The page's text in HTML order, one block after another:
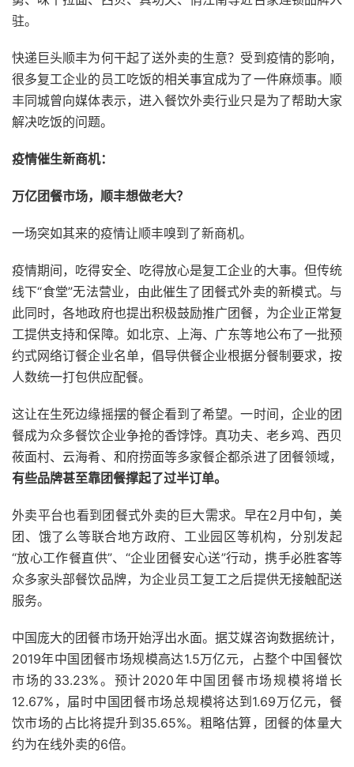
驻。
快递巨头顺丰为何干起了送外卖的生意？受到疫情的影响，
很多复工企业的员工吃饭的相关事宜成为了一件麻烦事。顺
丰同城曾向媒体表示，进入餐饮外卖行业只是为了帮助大家
解决吃饭的问题。
疫情催生新商机：
万亿团餐市场，顺丰想做老大？
一场突如其来的疫情让顺丰嗅到了新商机。
疫情期间，吃得安全、吃得放心是复工企业的大事。但传统
线下“食堂”无法营业，由此催生了团餐式外卖的新模式。与
此同时，各地政府也提出积极鼓励推广团餐，为企业正常复
工提供支持和保障。如北京、上海、广东等地公布了一批预
约式网络订餐企业名单，倡导供餐企业根据分餐制要求，按
人数统一打包供应配餐。
这让在生死边缘摇摆的餐企看到了希望。一时间，企业的团
餐成为众多餐饮企业争抢的香饽饽。真功夫、老乡鸡、西贝
莜面村、云海肴、和府捞面等多家餐企都杀进了团餐领域，
有些品牌甚至靠团餐撑起了过半订单。
外卖平台也看到团餐式外卖的巨大需求。早在2月中旬，美
团、饿了么等联合地方政府、工业园区等机构，分别发起
“放心工作餐直供”、“企业团餐安心送”行动，携手必胜客等
众多家头部餐饮品牌，为企业员工复工之后提供无接触配送
服务。
中国庞大的团餐市场开始浮出水面。据艾媒咨询数据统计，
2019年中国团餐市场规模高达1.5万亿元，占整个中国餐饮
市场的33.23%。预计2020年中国团餐市场规模将增长
12.67%，届时中国团餐市场总规模将达到1.69万亿元，餐
饮市场的占比将提升到35.65%。粗略估算，团餐的体量大
约为在线外卖的6倍。